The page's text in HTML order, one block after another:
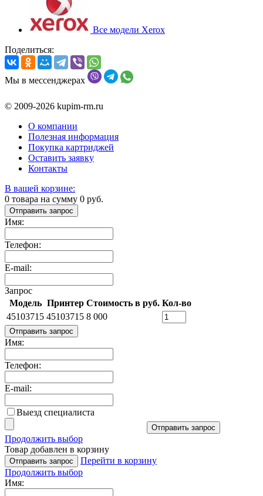
Все модели Xerox
Поделиться:
Мы в мессенджерах
© 2009-2026 kupim-rm.ru
О компании
Полезная информация
Покупка картриджей
Оставить заявку
Контакты
В вашей корзине:
0 товара на сумму 0 руб.
Отправить запрос
Имя:
Телефон:
E-mail:
Запрос
Модель Принтер Стоимость в руб. Кол-во
45103715 45103715 8 000
Отправить запрос
Имя:
Телефон:
E-mail:
Выезд специалиста
Отправить запрос
Продолжить выбор
Товар добавлен в корзину
Отправить запрос
Перейти в корзину
Продолжить выбор
Имя: